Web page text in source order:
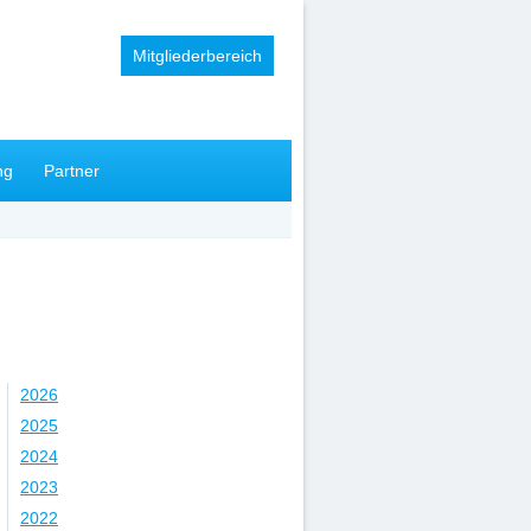
Mitgliederbereich
Partner
2026
2025
2024
2023
2022